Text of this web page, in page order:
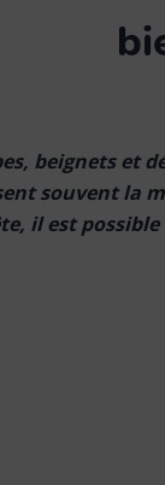
beignets et
souvent la
il est